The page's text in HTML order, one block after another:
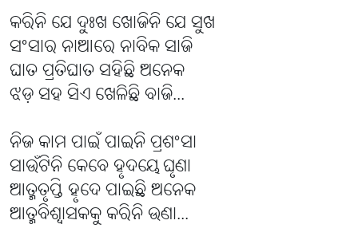
କରିନି ଯେ ଦୁଃଖ ଖୋଜିନି ଯେ ସୁଖ
ସଂସାର ନାଆରେ ନାବିକ ସାଜି
ଘାତ ପ୍ରତିଘାତ ସହିଛି ଅନେକ
ଝଡ଼ ସହ ସିଏ ଖେଳିଛି ବାଜି...
ନିଜ କାମ ପାଇଁ ପାଇନି ପ୍ରଶଂସା
ସାଉଁଟିନି କେବେ ହୃଦୟେ ଘୃଣା
ଆତ୍ମତୃପ୍ତି ହୃଦେ ପାଇଛି ଅନେକ
ଆତ୍ମବିଶ୍ୱାସକକୁ କରିନି ଉଣା...